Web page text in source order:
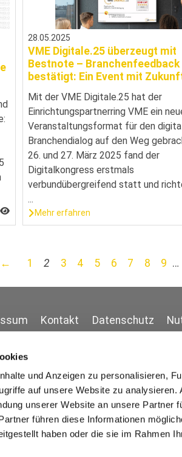
und Anzeigen zu personalisieren,
auf unsere Website zu analysieren.
unserer Website an unsere Partner
führen diese Informationen
haben oder die sie im Rahmen
28.05.2025
VME Digitale.25 überzeugt mit
Bestnote – Branchenfeedback
bestätigt: Ein Event mit
Mit der VME Digitale.25 hat der
Einrichtungspartnerring VME ein
Veranstaltungsformat für den
Branchendialog auf den Weg
26. und 27. März 2025 fand der
Digitalkongress erstmals
verbundübergreifend statt und
...
Mehr erfahren
← 1 2 3 4 5 6 7 8 9 …
Kontakt Datenschutz